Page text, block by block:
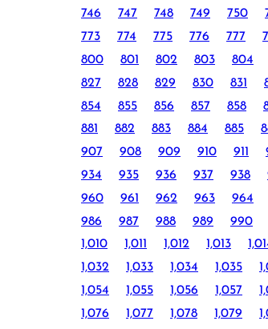
746
747 748 749 750
773
774 775 776 777
800
801 802 803 804
827
828 829 830 831
854
855 856 857 858
881
882 883 884 885
907
908 909 910 911
934
935 936 937 938
960
961 962 963 964
986
987 988 989 990
1,010
1,011 1,012 1,013
1,032
1,033 1,034 1,035
1,054
1,055 1,056 1,057
1,076
1,077 1,078 1,079